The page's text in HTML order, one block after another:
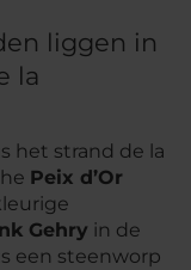
liggen in
la
het strand de la
Peix d’Or
Gehry in de
een steenworp